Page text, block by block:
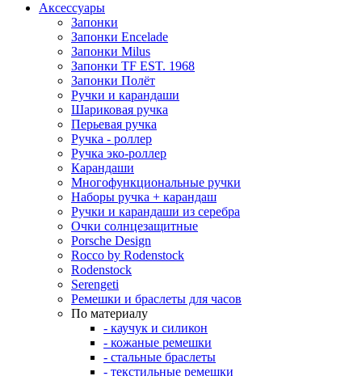
Аксессуары
Запонки
Запонки Encelade
Запонки Milus
Запонки TF EST. 1968
Запонки Полёт
Ручки и карандаши
Шариковая ручка
Перьевая ручка
Ручка - роллер
Ручка эко-роллер
Карандаши
Многофункциональные ручки
Наборы ручка + карандаш
Ручки и карандаши из серебра
Очки солнцезащитные
Porsche Design
Rocco by Rodenstock
Rodenstock
Serengeti
Ремешки и браслеты для часов
По материалу
- каучук и силикон
- кожаные ремешки
- стальные браслеты
- текстильные ремешки